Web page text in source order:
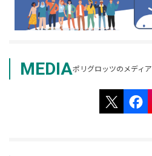
MEDIAポリグロッツのメディア